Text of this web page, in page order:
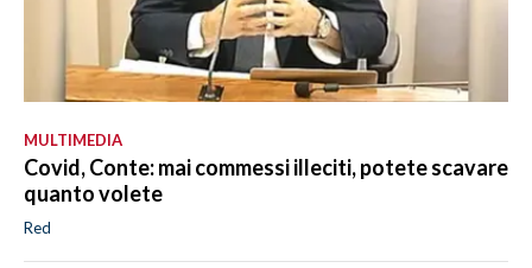
MULTIMEDIA
Covid, Conte: mai commessi illeciti, potete scavare
quanto volete
Red